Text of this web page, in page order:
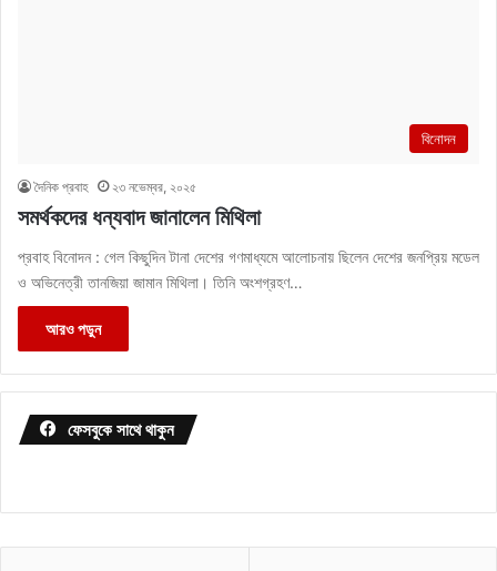
বিনোদন
দৈনিক প্রবাহ ২৩ নভেম্বর, ২০২৫
সমর্থকদের ধন্যবাদ জানালেন মিথিলা
প্রবাহ বিনোদন : গেল কিছুদিন টানা দেশের গণমাধ্যমে আলোচনায় ছিলেন দেশের জনপ্রিয় মডেল
ও অভিনেত্রী তানজিয়া জামান মিথিলা। তিনি অংশগ্রহণ…
আরও পড়ুন
ফেসবুকে সাথে থাকুন